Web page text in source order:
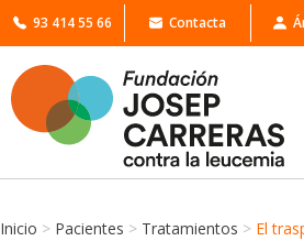
93 414 55 66 Contacta
Inicio > Pacientes > Tratamientos > El